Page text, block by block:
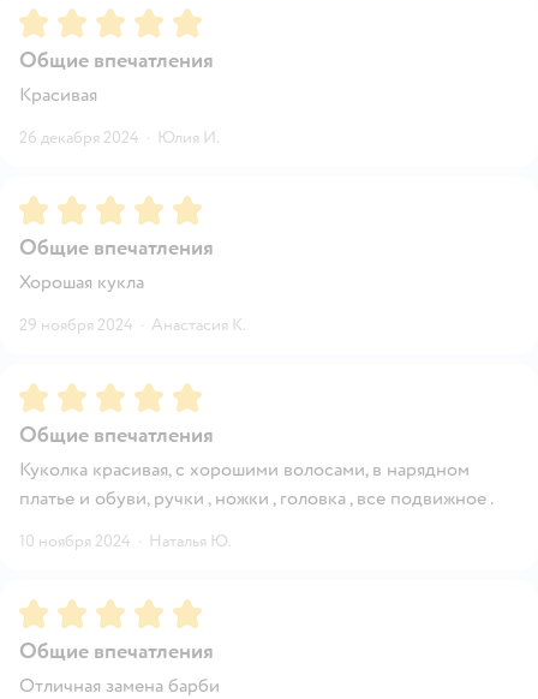
Рейтинг:5
Общие впечатления
Красивая
26 декабря 2024 · Юлия И.
Рейтинг:5
Общие впечатления
Хорошая кукла
29 ноября 2024 · Анастасия К.
Рейтинг:5
Общие впечатления
Куколка красивая, с хорошими волосами, в нарядном
платье и обуви, ручки , ножки , головка , все подвижное .
10 ноября 2024 · Наталья Ю.
Рейтинг:5
Общие впечатления
Отличная замена барби